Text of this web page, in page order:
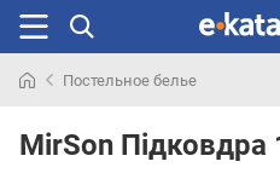
раньше
Постельное белье
MirSon